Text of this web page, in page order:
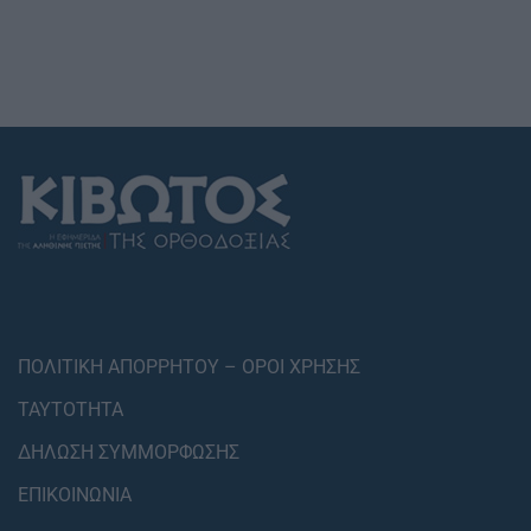
ΠΟΛΙΤΙΚΗ ΑΠΟΡΡΗΤΟΥ – ΟΡΟΙ ΧΡΗΣΗΣ
ΤΑΥΤΟΤΗΤΑ
ΔΗΛΩΣΗ ΣΥΜΜΟΡΦΩΣΗΣ
ΕΠΙΚΟΙΝΩΝΙΑ